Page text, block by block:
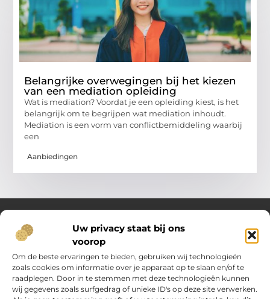
Uw privacy staat bij ons
voorop
Om de beste ervaringen te bieden, gebruiken wij technologieën
zoals cookies om informatie over je apparaat op te slaan en/of te
raadplegen. Door in te stemmen met deze technologieën kunnen
wij gegevens zoals surfgedrag of unieke ID's op deze site verwerken.
Belangrijke overwegingen bij het kiezen
van een mediation opleiding
Wat is mediation? Voordat je een opleiding kiest, is het
belangrijk om te begrijpen wat mediation inhoudt.
Mediation is een vorm van conflictbemiddeling waarbij
een
Aanbiedingen
Over Oost Brabant in Bedrijf.nl
Dé plek voor kennis, inspiratie en praktische inzichten.
Ontdek een veelzijdig aanbod aan artikelen en blogs die je
ondersteunen in het dagelijks leven en ondernemerschap –
van handige tips tot vernieuwende perspectieven.